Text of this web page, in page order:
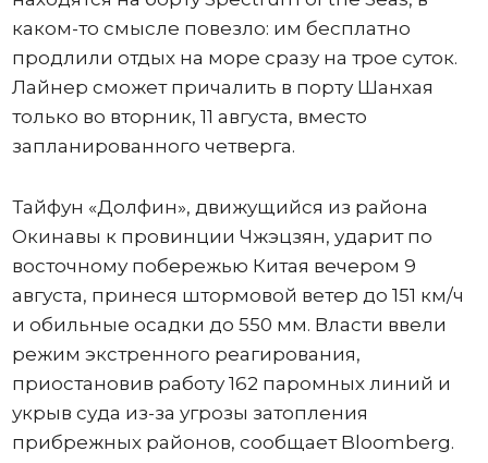
каком-то смысле повезло: им бесплатно
продлили отдых на море сразу на трое суток.
Лайнер сможет причалить в порту Шанхая
только во вторник, 11 августа, вместо
запланированного четверга.
Тайфун «Долфин», движущийся из района
Окинавы к провинции Чжэцзян, ударит по
восточному побережью Китая вечером 9
августа, принеся штормовой ветер до 151 км/ч
и обильные осадки до 550 мм. Власти ввели
режим экстренного реагирования,
приостановив работу 162 паромных линий и
укрыв суда из-за угрозы затопления
прибрежных районов, сообщает Bloomberg.